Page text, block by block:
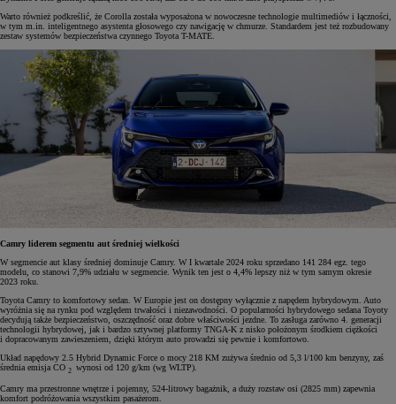
Warto również podkreślić, że Corolla została wyposażona w nowoczesne technologie multimediów i łączności,
w tym m.in. inteligentnego asystenta głosowego czy nawigację w chmurze. Standardem jest też rozbudowany
zestaw systemów bezpieczeństwa czynnego Toyota T-MATE.
Camry liderem segmentu aut średniej wielkości
W segmencie aut klasy średniej dominuje Camry. W I kwartale 2024 roku sprzedano 141 284 egz. tego
modelu, co stanowi 7,9% udziału w segmencie. Wynik ten jest o 4,4% lepszy niż w tym samym okresie
2023 roku.
Toyota Camry to komfortowy sedan. W Europie jest on dostępny wyłącznie z napędem hybrydowym. Auto
wyróżnia się na rynku pod względem trwałości i niezawodności. O popularności hybrydowego sedana Toyoty
decydują także bezpieczeństwo, oszczędność oraz dobre właściwości jezdne. To zasługa zarówno 4. generacji
technologii hybrydowej, jak i bardzo sztywnej platformy TNGA-K z nisko położonym środkiem ciężkości
i dopracowanym zawieszeniem, dzięki którym auto prowadzi się pewnie i komfortowo.
Układ napędowy 2.5 Hybrid Dynamic Force o mocy 218 KM zużywa średnio od 5,3 l/100 km benzyny, zaś
średnia emisja CO 2 wynosi od 120 g/km (wg WLTP).
Camry ma przestronne wnętrze i pojemny, 524-litrowy bagażnik, a duży rozstaw osi (2825 mm) zapewnia
komfort podróżowania wszystkim pasażerom.